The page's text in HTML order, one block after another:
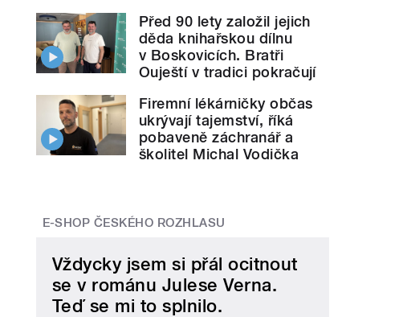
Před 90 lety založil jejich
děda knihařskou dílnu
v Boskovicích. Bratři
Ouještí v tradici pokračují
Firemní lékárničky občas
ukrývají tajemství, říká
pobaveně záchranář a
školitel Michal Vodička
E-SHOP ČESKÉHO ROZHLASU
Vždycky jsem si přál ocitnout
se v románu Julese Verna.
Teď se mi to splnilo.